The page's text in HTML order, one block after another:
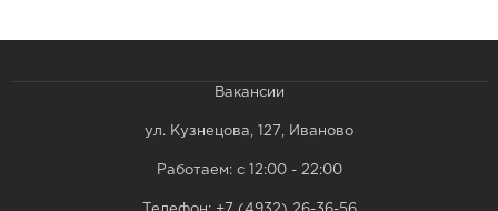
Вакансии
ул. Кузнецова, 127, Иваново
Работаем: с 12:00 - 22:00